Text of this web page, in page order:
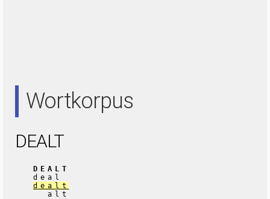
Wortkorpus
DEALT
DEALT
deal
dealt
alt